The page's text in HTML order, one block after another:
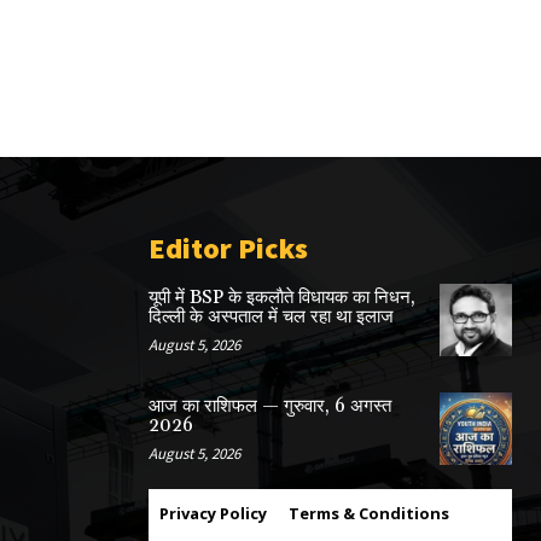
Editor Picks
यूपी में BSP के इकलाैते विधायक का निधन,
दिल्ली के अस्पताल में चल रहा था इलाज
August 5, 2026
आज का राशिफल — गुरुवार, 6 अगस्त
2026
August 5, 2026
Privacy Policy Terms & Conditions